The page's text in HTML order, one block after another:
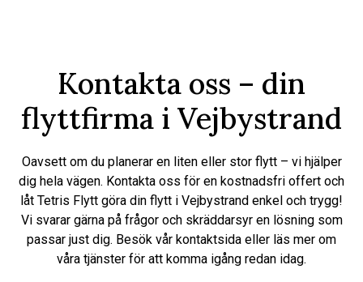
Kontakta oss – din
flyttfirma i Vejbystrand
Oavsett om du planerar en liten eller stor flytt – vi hjälper
dig hela vägen. Kontakta oss för en kostnadsfri offert och
låt Tetris Flytt göra din flytt i Vejbystrand enkel och trygg!
Vi svarar gärna på frågor och skräddarsyr en lösning som
passar just dig. Besök vår kontaktsida eller läs mer om
våra tjänster för att komma igång redan idag.